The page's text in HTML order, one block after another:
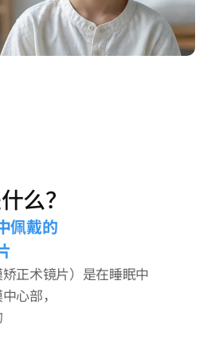
么？
佩戴的
正术镜片）是在睡眠中
心部，